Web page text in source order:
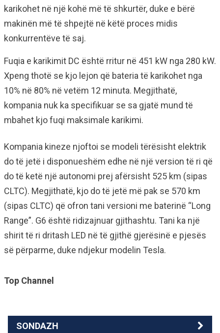
karikohet në një kohë më të shkurtër, duke e bërë
makinën më të shpejtë në këtë proces midis
konkurrentëve të saj.
Fuqia e karikimit DC është rritur në 451 kW nga 280 kW.
Xpeng thotë se kjo lejon që bateria të karikohet nga
10% në 80% në vetëm 12 minuta. Megjithatë,
kompania nuk ka specifikuar se sa gjatë mund të
mbahet kjo fuqi maksimale karikimi.
Kompania kineze njoftoi se modeli tërësisht elektrik
do të jetë i disponueshëm edhe në një version të ri që
do të ketë një autonomi prej afërsisht 525 km (sipas
CLTC). Megjithatë, kjo do të jetë më pak se 570 km
(sipas CLTC) që ofron tani versioni me baterinë “Long
Range”. G6 është ridizajnuar gjithashtu. Tani ka një
shirit të ri dritash LED në të gjithë gjerësinë e pjesës
së përparme, duke ndjekur modelin Tesla.
Top Channel
SONDAZH